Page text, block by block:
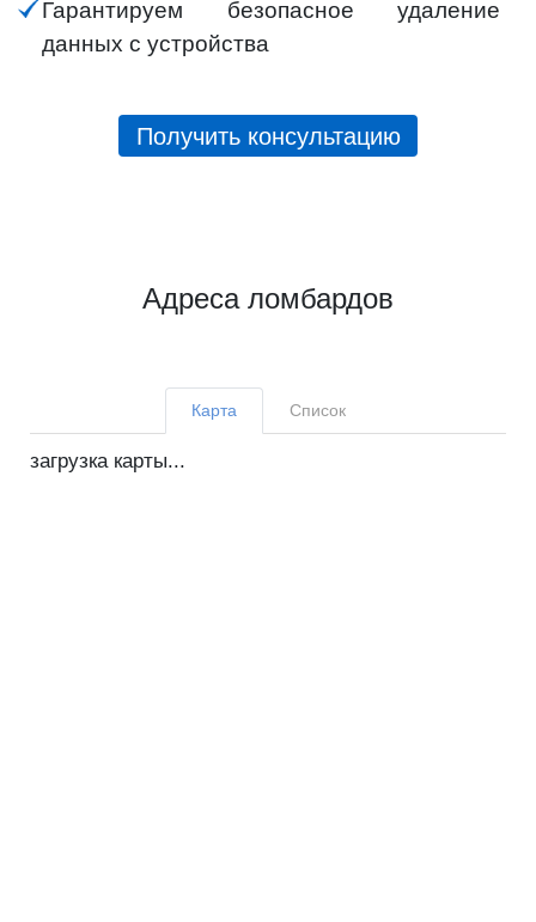
Гарантируем безопасное удаление
данных с устройства
Получить консультацию
Адреса ломбардов
Карта Список
загрузка карты...